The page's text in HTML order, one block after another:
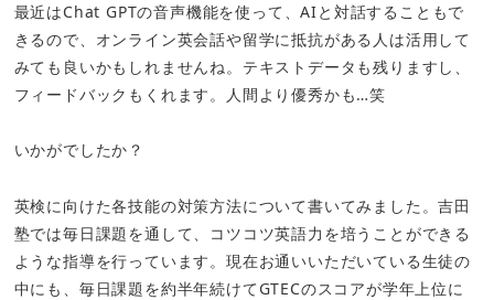
最近はChat GPTの音声機能を使って、AIと対話することもで
きるので、オンライン英会話や留学に抵抗がある人は活用して
みても良いかもしれませんね。テキストデータも残りますし、
フィードバックもくれます。人間より優秀かも…笑
いかがでしたか？
英検に向けた各技能の対策方法について書いてみました。吉田
塾では毎日課題を通して、コツコツ英語力を培うことができる
ような指導を行っています。現在お通いいただいている生徒の
中にも、毎日課題を約半年続けてGTECのスコアが学年上位に